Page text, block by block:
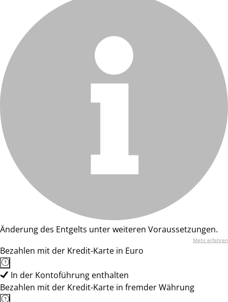
Änderung des Entgelts unter weiteren Voraussetzungen.
Mehr erfahren
Bezahlen mit der Kredit-Karte in Euro
In der Kontoführung enthalten
Bezahlen mit der Kredit-Karte in fremder Währung